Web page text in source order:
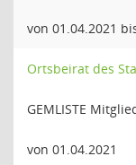
von 01.04.2021
Ortsbeirat des
GEMLISTE
von 01.04.2021